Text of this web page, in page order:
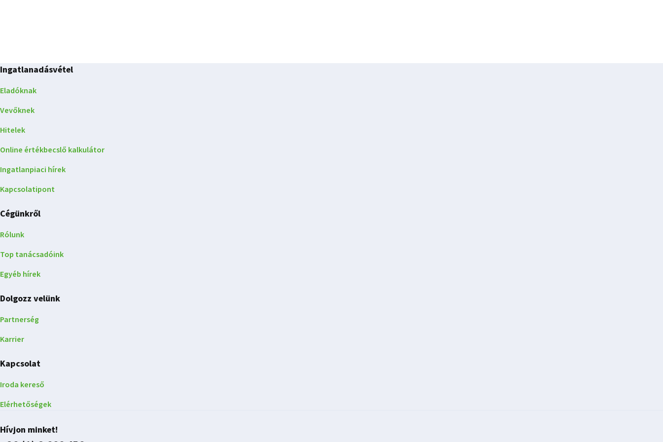
Ingatlanadásvétel
Eladóknak
Vevőknek
Hitelek
Online értékbecslő kalkulátor
Ingatlanpiaci hírek
Kapcsolatipont
Cégünkről
Rólunk
Top tanácsadóink
Egyéb hírek
Dolgozz velünk
Partnerség
Karrier
Kapcsolat
Iroda kereső
Elérhetőségek
Hívjon minket!